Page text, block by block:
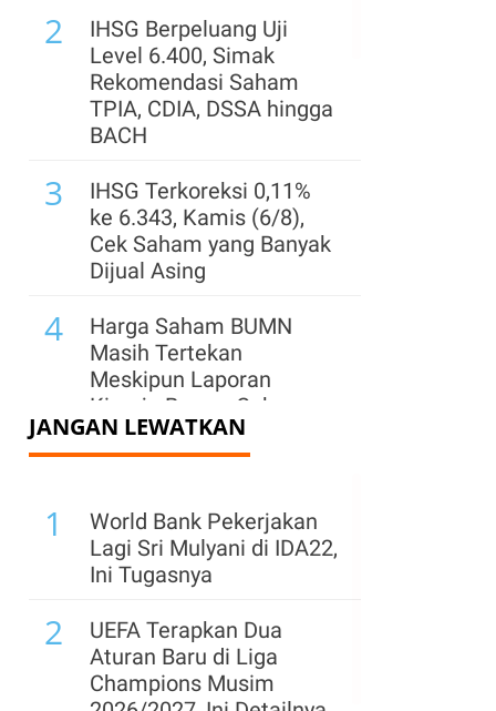
2
IHSG Berpeluang Uji
Level 6.400, Simak
Rekomendasi Saham
TPIA, CDIA, DSSA hingga
BACH
3
IHSG Terkoreksi 0,11%
ke 6.343, Kamis (6/8),
Cek Saham yang Banyak
Dijual Asing
4
Harga Saham BUMN
Masih Tertekan
Meskipun Laporan
Kinerja Bagus, Cek yang
Layak Beli?
Kamis (6/8), Cermati
Perundingan AS-Iran dan
Laporan Emiten
6
Asing Borong Saham-
Saham Ini Saat IHSG
Terkoreksi, Ada BBCA
dan TLKM, Kamis (6/8)
JANGAN LEWATKAN
1
World Bank Pekerjakan
Lagi Sri Mulyani di IDA22,
Ini Tugasnya
2
UEFA Terapkan Dua
Aturan Baru di Liga
Champions Musim